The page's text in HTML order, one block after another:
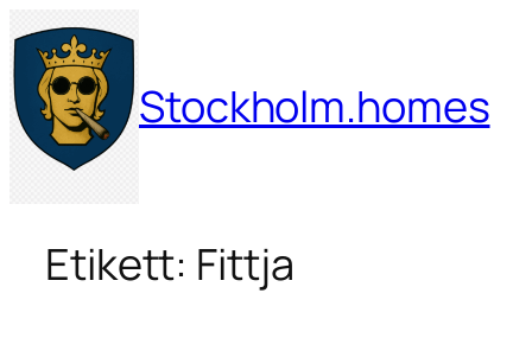
Hoppa
till
innehåll
Stockholm.homes
Etikett: Fittja